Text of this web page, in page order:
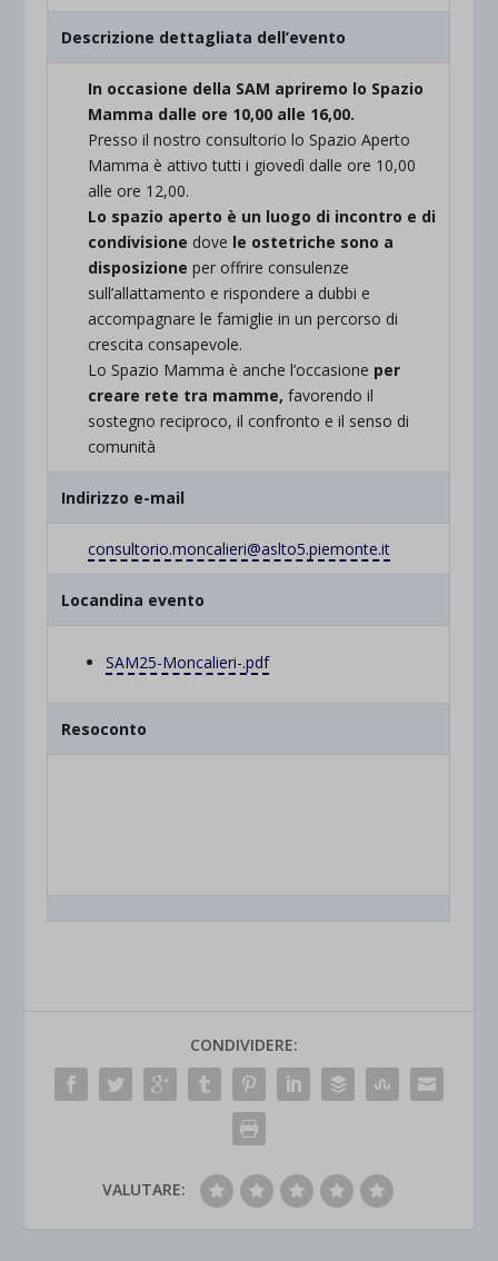
Descrizione dettagliata dell’evento
In occasione della SAM apriremo lo Spazio
Mamma dalle ore 10,00 alle 16,00.
Presso il nostro consultorio lo Spazio Aperto
Mamma è attivo tutti i giovedì dalle ore 10,00
alle ore 12,00.
Lo spazio aperto è un luogo di incontro e di
condivisione dove le ostetriche sono a
disposizione per offrire consulenze
sull’allattamento e rispondere a dubbi e
accompagnare le famiglie in un percorso di
crescita consapevole.
Lo Spazio Mamma è anche l’occasione per
creare rete tra mamme, favorendo il
sostegno reciproco, il confronto e il senso di
comunità
Indirizzo e-mail
consultorio.moncalieri@aslto5.piemonte.it
Locandina evento
SAM25-Moncalieri-.pdf
Resoconto
CONDIVIDERE:
VALUTARE: